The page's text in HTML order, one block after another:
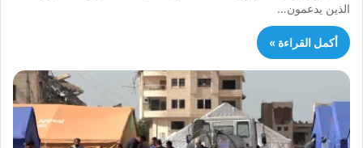
الذين يدعمون…
أكمل القراءة »